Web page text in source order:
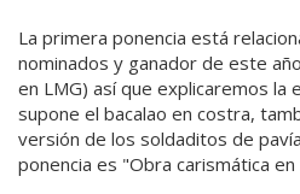
La primera ponencia está
nominados y ganador de este
en LMG) así que explicaremos la
supone el bacalao en costra,
versión de los soldaditos de
ponencia es "Obra carismática